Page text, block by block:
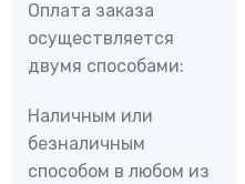
Оплата заказа
осуществляется
двумя способами:
Наличным или
безналичным
способом в любом из